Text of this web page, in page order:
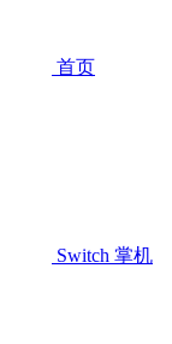
首页
Switch 掌机